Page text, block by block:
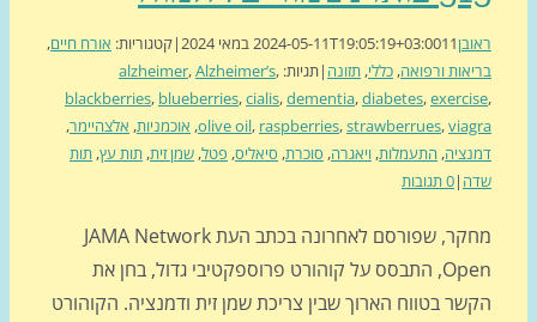
2024-05-11T19:05:19+03:00
|קטגוריות:אורח חיים ,
ורפואה,כללי,תזונה|תגיות: alzheimer,Alzheimer’s,
blackberries,blueberries,cialis,dementia,diabetes,
olive oil,raspberries,strawberrues
,אוכמניות, אלצהיימר
התעמלות ,ויאגרה,סוכרת,סיאליס,פטל,שמן זית,תות עץ,תות
מחקר, שפורסם לאחרונה בכתב העת JAMA Network
Open, התבסס על קוהורט פרוספקטיבי גדול, בחן את
בטווח הארוך שבין צריכת שמן זית ודמנציה. הקוהורט